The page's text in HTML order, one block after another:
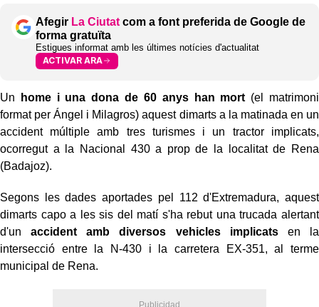
Afegir La Ciutat com a font preferida de Google de
forma gratuïta
Estigues informat amb les últimes notícies d'actualitat
ACTIVAR ARA
Un home i una dona de 60 anys han mort (el matrimoni
format per Ángel i Milagros) aquest dimarts a la matinada en un
accident múltiple amb tres turismes i un tractor implicats,
ocorregut a la Nacional 430 a prop de la localitat de Rena
(Badajoz).
Segons les dades aportades pel 112 d'Extremadura, aquest
dimarts capo a les sis del matí s'ha rebut una trucada alertant
d'unaccident amb diversos vehicles implicatsen la
intersecció entre la N-430 i la carretera EX-351, al terme
municipal de Rena.